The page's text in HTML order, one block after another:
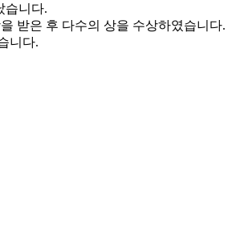
습니다.
받은 후 다수의 상을 수상하였습니다.
니다.